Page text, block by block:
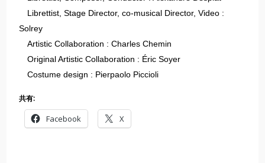
Librettist, Stage Director, co-musical Director, Video :
Solrey
Artistic Collaboration : Charles Chemin
Original Artistic Collaboration : Éric Soyer
Costume design : Pierpaolo Piccioli
共有:
Facebook X